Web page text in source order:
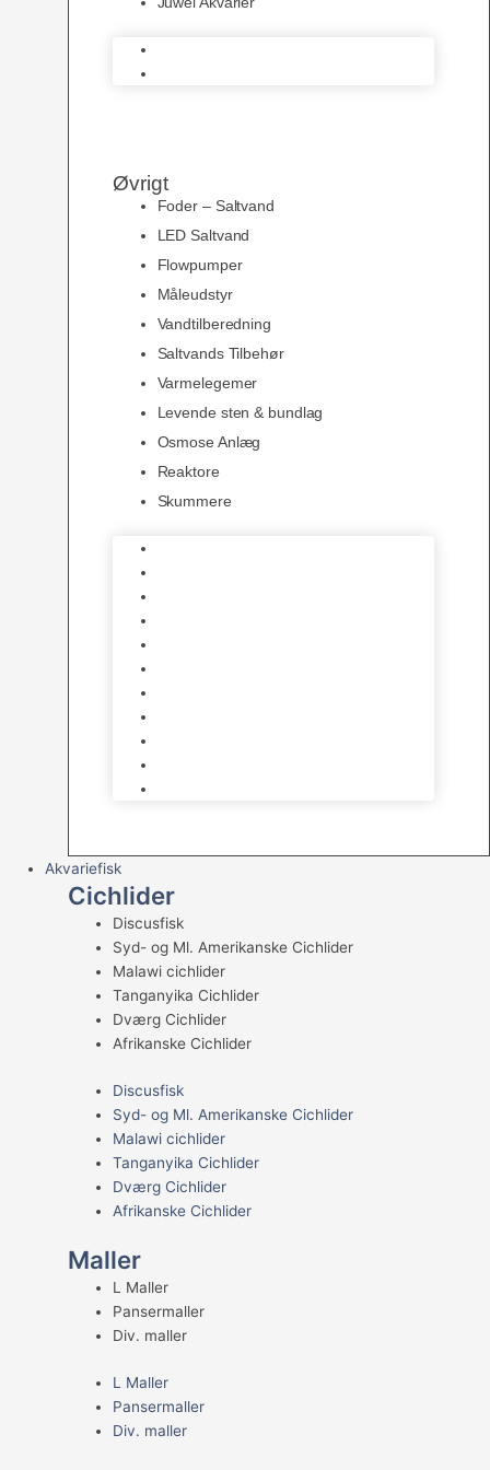
Øvrigt
Foder – Saltvand
LED Saltvand
Flowpumper
Måleudstyr
Vandtilberedning
Saltvands Tilbehør
Varmelegemer
Levende sten & bundlag
Osmose Anlæg
Reaktore
Skummere
Akvariefisk
Cichlider
Discusfisk
Syd- og Ml. Amerikanske Cichlider
Malawi cichlider
Tanganyika Cichlider
Dværg Cichlider
Afrikanske Cichlider
Discusfisk
Syd- og Ml. Amerikanske Cichlider
Malawi cichlider
Tanganyika Cichlider
Dværg Cichlider
Afrikanske Cichlider
Maller
L Maller
Pansermaller
Div. maller
L Maller
Pansermaller
Div. maller